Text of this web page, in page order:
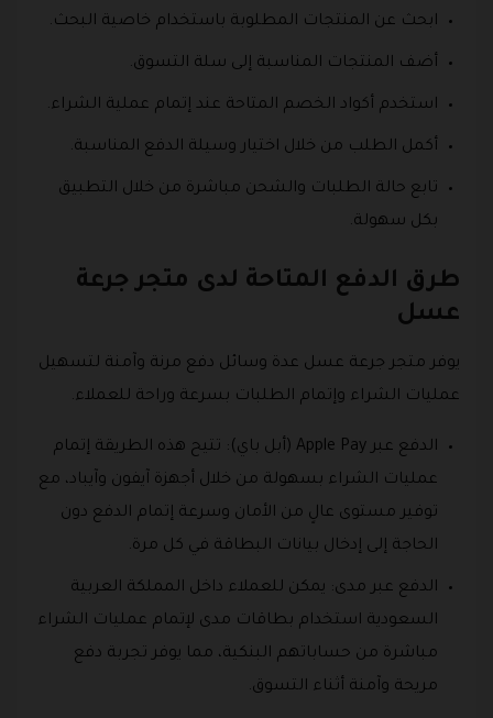
ابحث عن المنتجات المطلوبة باستخدام خاصية البحث.
أضف المنتجات المناسبة إلى سلة التسوق.
استخدم أكواد الخصم المتاحة عند إتمام عملية الشراء.
أكمل الطلب من خلال اختيار وسيلة الدفع المناسبة.
تابع حالة الطلبات والشحن مباشرة من خلال التطبيق
بكل سهولة.
طرق الدفع المتاحة لدى متجر جرعة
عسل
يوفر متجر جرعة عسل عدة وسائل دفع مرنة وآمنة لتسهيل
عمليات الشراء وإتمام الطلبات بسرعة وراحة للعملاء.
الدفع عبر Apple Pay (أبل باي): تتيح هذه الطريقة إتمام
عمليات الشراء بسهولة من خلال أجهزة آيفون وآيباد، مع
توفير مستوى عالٍ من الأمان وسرعة إتمام الدفع دون
الحاجة إلى إدخال بيانات البطاقة في كل مرة.
الدفع عبر مدى: يمكن للعملاء داخل المملكة العربية
السعودية استخدام بطاقات مدى لإتمام عمليات الشراء
مباشرة من حساباتهم البنكية، مما يوفر تجربة دفع
مريحة وآمنة أثناء التسوق.